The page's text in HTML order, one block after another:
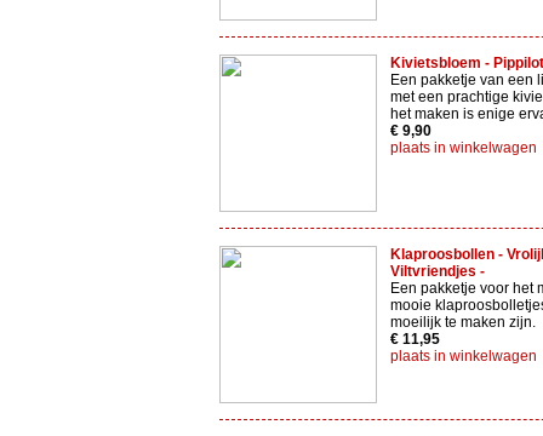
Kivietsbloem -
Een pakketje van een
met een prachtige
het maken is enige
€ 9,90
plaats in winkelwagen
Klaproosbollen -
Viltvriendjes -
Een pakketje voor het
mooie
moeilijk te maken zijn.
€ 11,95
plaats in winkelwagen